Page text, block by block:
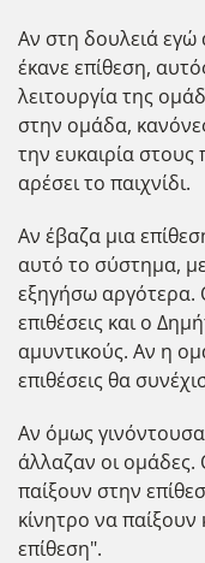
Αν στη δουλειά
έκανε επίθεση,
λειτουργία της
στην ομάδα,
την ευκαιρία στους
αρέσει το παιχνίδι.
Αν έβαζα μια
αυτό το σύστημα,
εξηγήσω αργότερα.
επιθέσεις και ο
αμυντικούς. Αν η
επιθέσεις θα
Αν όμως
άλλαζαν οι ομάδες.
παίξουν στην
κίνητρο να
επίθεση".